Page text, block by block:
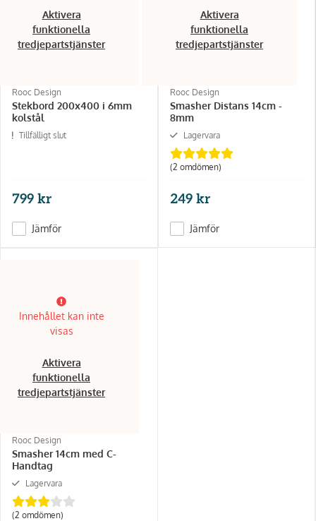
Aktivera
funktionella
tredjepartstjänster
Rooc Design
Stekbord 200x400 i 6mm
kolstål
Tillfälligt slut
799 kr
Jämför
Aktivera
funktionella
tredjepartstjänster
Rooc Design
Smasher Distans 14cm -
8mm
Lagervara
(2 omdömen)
249 kr
Jämför
Innehållet kan inte
visas
Aktivera
funktionella
tredjepartstjänster
Rooc Design
Smasher 14cm med C-
Handtag
Lagervara
(2 omdömen)